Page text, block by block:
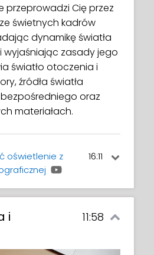
przeprowadzi Cię przez
świetnych kadrów
dynamikę światła
wyjaśniając zasady jego
światło otoczenia i
źródła światła
oraz
materiałach.
oświetlenie z
16:11
a także wyjaśnia
takie jak: światło
bezpośrednie i inne.
i
11:58